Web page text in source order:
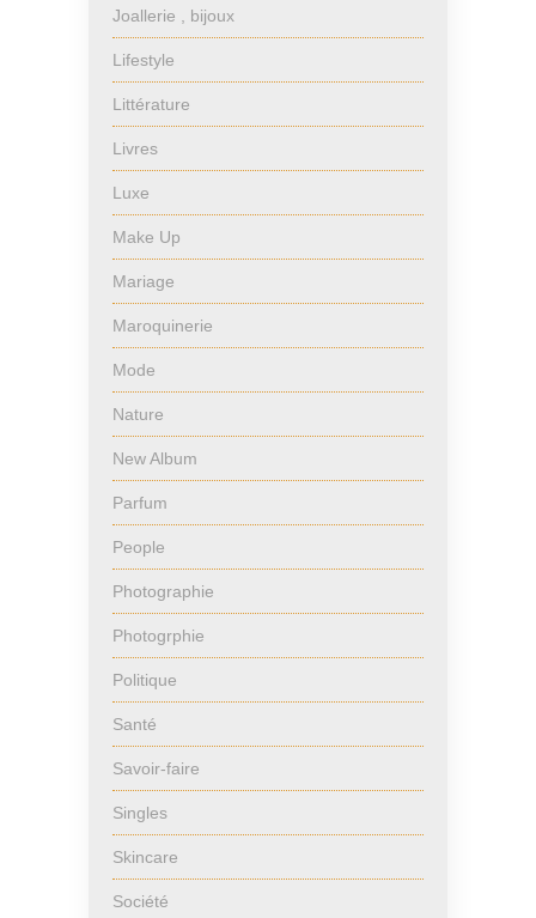
Joallerie , bijoux
Lifestyle
Littérature
Livres
Luxe
Make Up
Mariage
Maroquinerie
Mode
Nature
New Album
Parfum
People
Photographie
Photogrphie
Politique
Santé
Savoir-faire
Singles
Skincare
Société